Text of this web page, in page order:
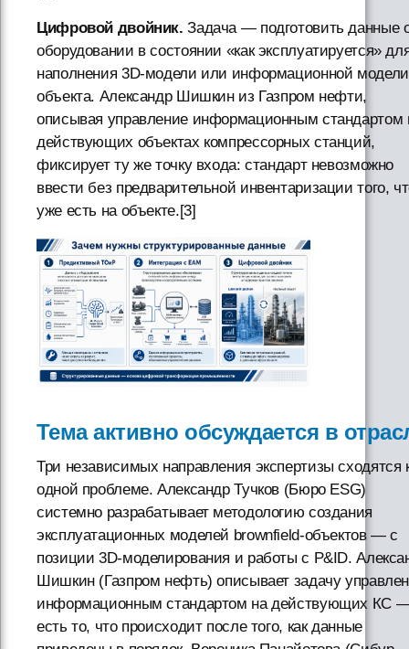
Цифровой двойник. Задача — подготовить данные
оборудовании в состоянии «как эксплуатируется»
наполнения 3D-модели или информационной модели
объекта. Александр Шишкин из Газпром нефти,
описывая управление информационным стандартом
действующих объектах компрессорных станций,
фиксирует ту же точку входа: стандарт невозможно
ввести без предварительной инвентаризации того,
уже есть на объекте.[3]
Тема активно обсуждается в
Три независимых направления экспертизы сходятся
одной проблеме. Александр Тучков (Бюро ESG)
системно разрабатывает методологию создания
эксплуатационных моделей brownfield-объектов — с
позиции 3D-моделирования и работы с P&ID.
Шишкин (Газпром нефть) описывает задачу
информационным стандартом на действующих КС
есть то, что происходит после того, как данные